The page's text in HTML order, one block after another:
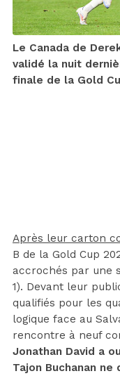
Le Canada de
validé la nuit
finale de la Gold
Après leur carton
B de la Gold Cup
accrochés par une
1). Devant leur
qualifiés pour les
logique face au
rencontre à neuf
Jonathan David a
Tajon Buchanan